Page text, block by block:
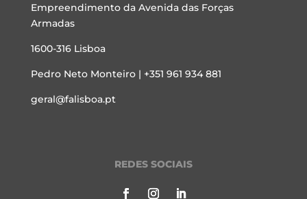
Empreendimento da Avenida das Forças
Armadas
1600-316 Lisboa
Pedro Neto Monteiro | +351 961 934 881
geral@falisboa.pt
REDES SOCIAIS